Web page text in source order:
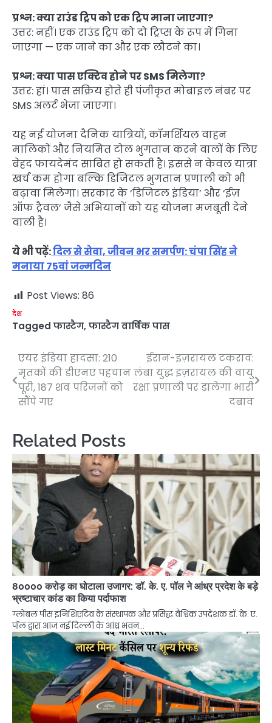
प्रश्न: क्या राउंड ट्रिप को एक ट्रिप माना जाएगा?
उत्तर: नहीं। एक राउंड ट्रिप को दो ट्रिप्स के रूप में गिना
जाएगा — एक जाने का और एक लौटने का।
प्रश्न: क्या पास एक्टिव होने पर SMS मिलेगा?
उत्तर: हां। पास सक्रिय होते ही पंजीकृत मोबाइल नंबर पर
SMS अलर्ट भेजा जाएगा।
यह नई योजना दैनिक यात्रियों, कॉमर्शियल वाहन
मालिकों और नियमित टोल भुगतान करने वालों के लिए
बेहद फायदेमंद साबित हो सकती है। इससे न केवल यात्रा
खर्च कम होगा बल्कि डिजिटल भुगतान प्रणाली को भी
बढ़ावा मिलेगा। सरकार के ‘डिजिटल इंडिया’ और ‘ईज़
ऑफ ट्रैवल’ जैसे अभियानों को यह योजना मजबूती देने
वाली है।
ये भी पढ़ें:दिल से सेवा, जीवन भर समर्पण: चंपा सिंह ने
मनाया 75वां जन्मदिन
Post Views: 86
देश
Tagged फास्टैग, फास्टैग वार्षिक पास
Post
navigation
एयर इंडिया हादसा: 210
मृतकों की डीएनए पहचान
पूरी, 187 शव परिजनों को
सौंपे गए
ईरान-इज़रायल टकराव:
लंबा युद्ध इज़रायल की वायु
रक्षा प्रणाली पर डालेगा भारी
दबाव
Related Posts
80000 करोड़ का घोटाला उजागर: डॉ. के. ए. पॉल ने आंध्र प्रदेश के बड़े
भ्रष्टाचार कांड का किया पर्दाफाश
ग्लोबल पीस इनिशिएटिव के संस्थापक और प्रसिद्ध वैश्विक उपदेशक डॉ. के. ए.
पॉल द्वारा आज नई दिल्ली के आंध्र भवन…